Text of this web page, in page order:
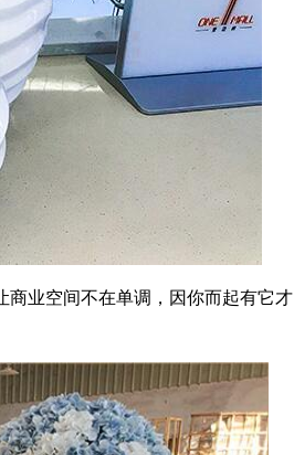
业空间不在单调，因你而起有它才